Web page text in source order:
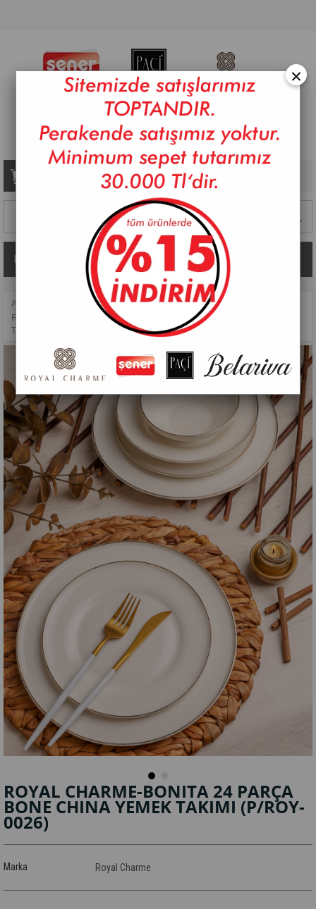
Sepetim 0 Ürün
ANASAYFA > YEMEK TAKIMLARI>
ROYAL CHARME-BONITA 24 PARÇA BONE CHINA YEMEK
TAKIMI
ROYAL CHARME-BONITA 24 PARÇA
BONE CHINA YEMEK TAKIMI (P/ROY-
0026)
Marka Royal Charme
×